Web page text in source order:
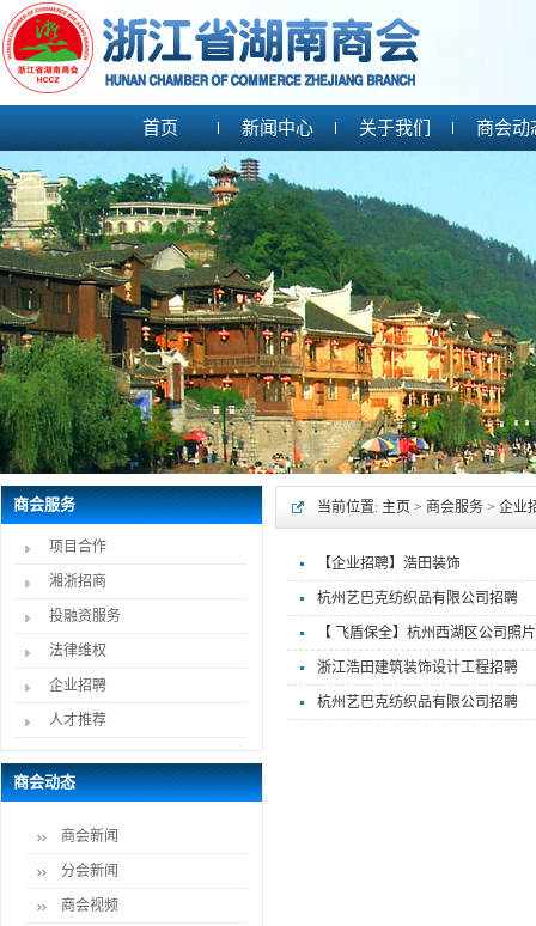
首页 新闻中心 关于我们 商会动
商会服务
项目合作
湘浙招商
投融资服务
法律维权
企业招聘
人才推荐
商会动态
商会新闻
分会新闻
商会视频
当前位置: 主页 > 商会服务 > 企业
【企业招聘】浩田装饰
杭州艺巴克纺织品有限公司招聘
【 飞盾保全】杭州西湖区公司照片
浙江浩田建筑装饰设计工程招聘
杭州艺巴克纺织品有限公司招聘